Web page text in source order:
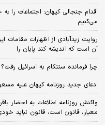
اقدام جنجالی کیهان: اجتماعات را
می‌کنیم
روایت زیدآبادی از اظهارات مقامات
آن است که اندیشه کند پایان را
چرا فرمانده سنتکام به اسرائیل رفت؟
ادعای جدید روزنامه کیهان علیه
واکنش روزنامه اطلاعات به احضار
معیار، قانون است، قانون نباید